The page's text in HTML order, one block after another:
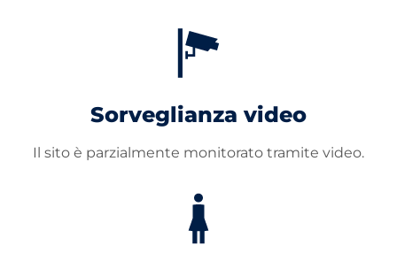
Sorveglianza video
Il sito è parzialmente monitorato tramite video.